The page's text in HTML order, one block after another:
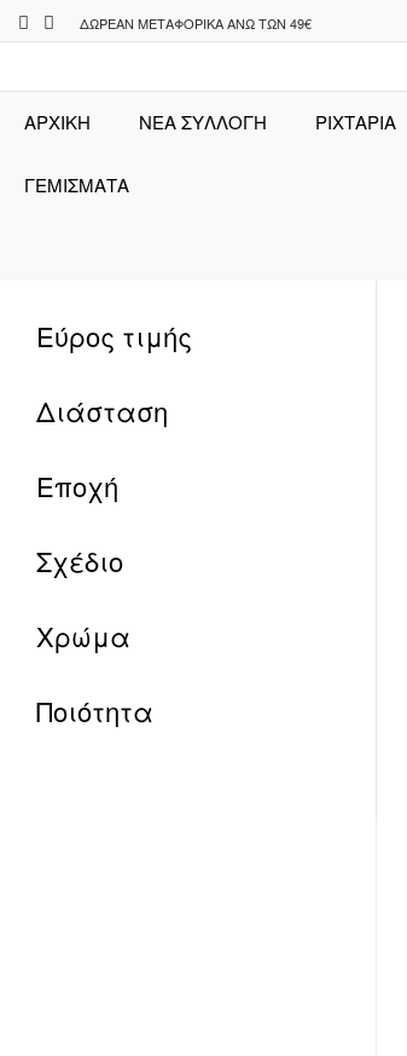
Skip
to
ΔΩΡΕΆΝ ΜΕΤΑΦΟΡΙΚΆ ΆΝΩ ΤΩΝ 49€
ΑΡΧΙΚΉ ΝΕΑ ΣΥΛΛΟΓΗ ΡΙΧΤΆΡΙΑ
ΓΕΜΙΣΜΑΤΑ
Εύρος τιμής
Διάσταση
Εποχή
Σχέδιο
Χρώμα
Ποιότητα